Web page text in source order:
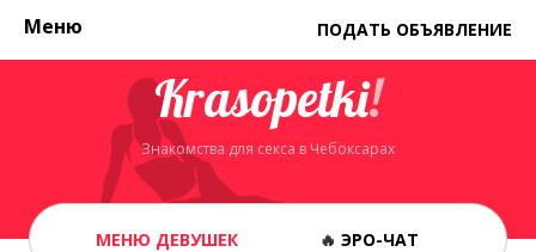
Меню
Krasopetki!
Знакомства для секса в Чебоксарах
ПОДАТЬ ОБЪЯВЛЕНИЕ
МЕНЮ ДЕВУШЕК 🔥ЭРО-ЧАТ